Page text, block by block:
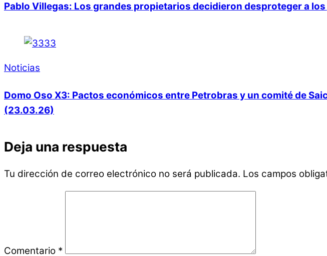
Pablo Villegas: Los grandes propietarios decidieron desproteger a
Noticias
Domo Oso X3: Pactos económicos entre Petrobras y un comité de
(23.03.26)
Deja una respuesta
Tu dirección de correo electrónico no será publicada. Los campos
Comentario *